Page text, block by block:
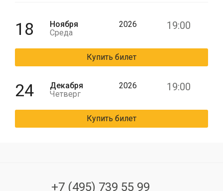
18
Ноября
Среда
2026 19:00
Купить билет
24
Декабря
Четверг
2026 19:00
Купить билет
+7 (495) 739 55 99